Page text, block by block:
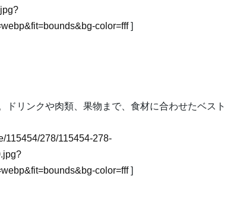
color=fff]
リンクや肉類、果物まで、食材に合わせたベスト
115454/278/115454-278-
color=fff]